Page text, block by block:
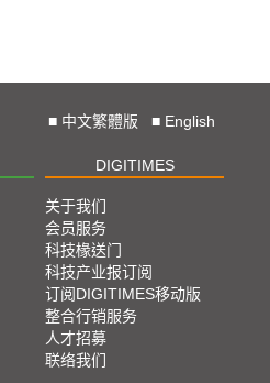
■ 中文繁體版 ■ English
DIGITIMES
关于我们
会员服务
科技椽送门
科技产业报订阅
订阅DIGITIMES移动版
整合行销服务
人才招募
联络我们